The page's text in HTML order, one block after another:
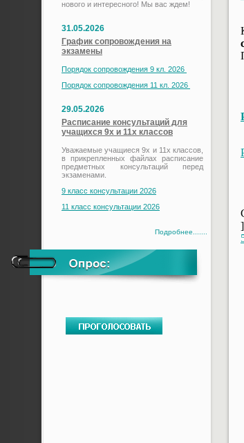
нового и интересного! Мы вас ждем!
31.05.2026
График сопровождения на
экзамены
Порядок сопровождения 9 кл. 2026
Порядок сопровождения 11 кл. 2026
29.05.2026
Расписание консультаций для
учащихся 9х и 11х классов
Уважаемые учащиеся 9х и 11х классов,
в прикрепленных файлах расписание
предметных консультаций перед
экзаменами.
9 класс консультации 2026
11 класс консультации 2026
Подробнее.......